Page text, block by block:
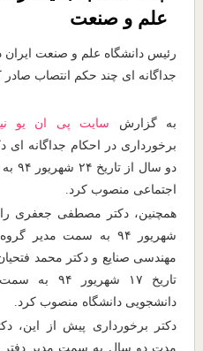
علم و صنعت
رئیس دانشگاه علم و صنعت ایران
جداگانه ای چند حکم انتصاب صادر
به گزارش سایت پی ان یو
برخورداری در احکام جداگانه ای
دو
اجتماعی منصوب کرد.
شهریور ۹۴ به سمت
مهندسی صنایع و دکتر محمد
تاریخ ۱۷
دانشجویی دانشگاه منصوب کرد.
دکتر برخورداری پیش از این،
مدت دو سال به سمت مدیر دفتر